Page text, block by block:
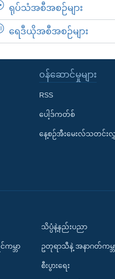
ရုပ်သံအစီအစဉ်များ
ရေဒီယိုအစီအစဉ်များ
၀န်ဆောင်မှုများ
RSS
ပေါ့ဒ်ကတ်စ်
နေ့စဉ်အီးမေးလ်သတင်း
မ္ဘာ
သိပ္ပံနဲ့နည်းပညာ
ဥတုရာသီနဲ့ အနာဂတ်ကမ္ဘ
စီးပွားရေး